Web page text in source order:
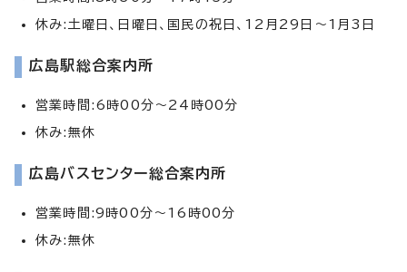
休み:土曜日、日曜日、国民の祝日、12月29日～1月3日
広島駅総合案内所
営業時間:6時00分～24時00分
休み:無休
広島バスセンター総合案内所
営業時間:9時00分～16時00分
休み:無休